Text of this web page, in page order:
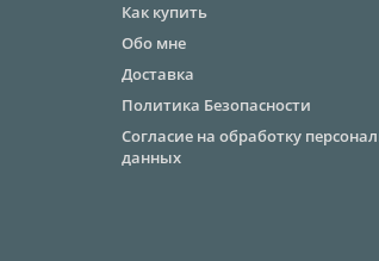
Как купить
Обо мне
Доставка
Политика Безопасности
Согласие на обработку
данных